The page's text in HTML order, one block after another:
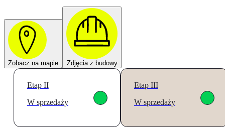
Zobacz na mapie Zdjęcia z budowy
Etap II
W sprzedaży
Etap III
W sprzedaży